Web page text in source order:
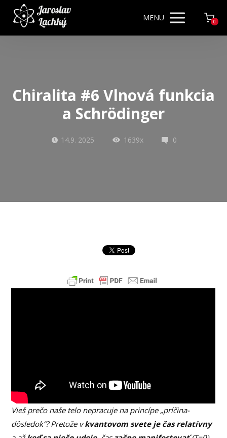
MENU 0
Chiralita #6 Vlnová funkcia
a Schrödinger
14.9. 2025 1639x 0
Vieš prečo naše telo nepracuje na princípe „príčina-
dôsledok“? Pretože vkvantovom svete je čas relatívny